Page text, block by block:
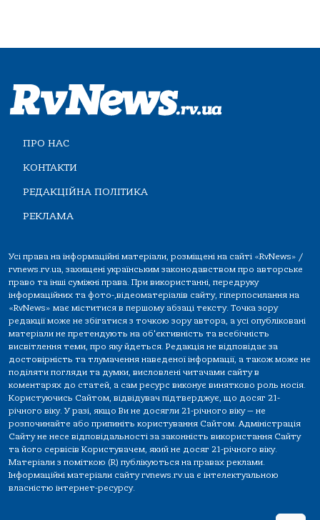
ПРО НАС
КОНТАКТИ
РЕДАКЦІЙНА ПОЛІТИКА
РЕКЛАМА
Усі права на інформаційні матеріали, розміщені на сайті «RvNews» /
rvnews.rv.ua, захищені українським законодавством про авторське
право та інші суміжні права. При використанні, передруку
інформаційних та фото-,відеоматеріалів сайту, гіперпосилання на
«RvNews» має міститися в першому абзаці тексту. Точка зору
редакції може не збігатися з точкою зору автора, а усі опубліковані
матеріали не претендують на об'єктивність та всебічність
висвітлення теми, про яку йдеться. Редакція не відповідає за
достовірність та тлумачення наведеної інформації, а також може не
поділяти погляди та думки, висловлені читачами сайту в
коментарях до статей, а сам ресурс виконує винятково роль носія.
Користуючись Сайтом, відвідувач підтверджує, що досяг 21-
річного віку. У разі, якщо Ви не досягли 21-річного віку — не
розпочинайте або припиніть користування Сайтом. Адміністрація
Сайту не несе відповідальності за законність використання Сайту
та його сервісів Користувачем, який не досяг 21-річного віку.
Матеріали з поміткою (R) публікуються на правах реклами.
Інформаційні матеріали сайту rvnews.rv.ua є інтелектуальною
власністю інтернет-ресурсу.